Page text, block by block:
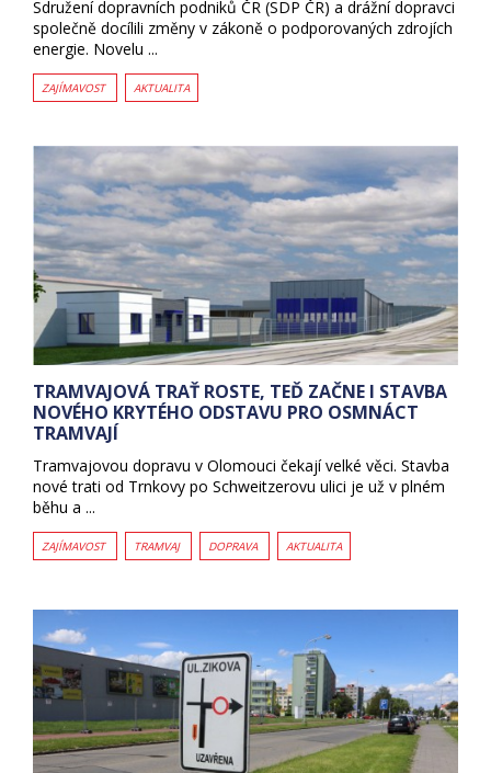
Sdružení dopravních podniků ČR (SDP ČR) a drážní dopravci
společně docílili změny v zákoně o podporovaných zdrojích
energie. Novelu ...
ZAJÍMAVOST AKTUALITA
TRAMVAJOVÁ TRAŤ ROSTE, TEĎ ZAČNE I STAVBA
NOVÉHO KRYTÉHO ODSTAVU PRO OSMNÁCT
TRAMVAJÍ
Tramvajovou dopravu v Olomouci čekají velké věci. Stavba
nové trati od Trnkovy po Schweitzerovu ulici je už v plném
běhu a ...
ZAJÍMAVOST TRAMVAJ DOPRAVA AKTUALITA